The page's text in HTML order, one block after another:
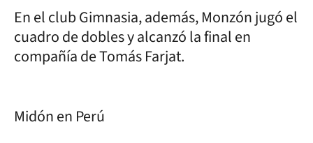
En el club Gimnasia, además, Monzón jugó el
cuadro de dobles y alcanzó la final en
compañía de Tomás Farjat.
Midón en Perú